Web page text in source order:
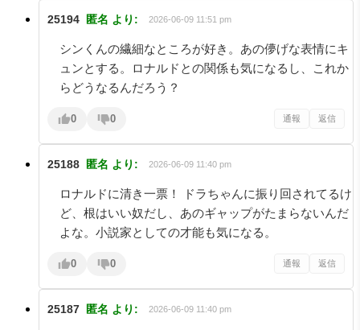
25194 匿名 より: 2026-06-09 11:51 pm
シンくんの繊細なところが好き。あの儚げな表情にキ
ュンとする。ロナルドとの関係も気になるし、これか
らどうなるんだろう？
0 0 通報 返信
25188 匿名 より: 2026-06-09 11:40 pm
ロナルドに清き一票！ ドラちゃんに振り回されてるけ
ど、根はいい奴だし、あのギャップがたまらないんだ
よな。小説家としての才能も気になる。
0 0 通報 返信
25187 匿名 より: 2026-06-09 11:40 pm